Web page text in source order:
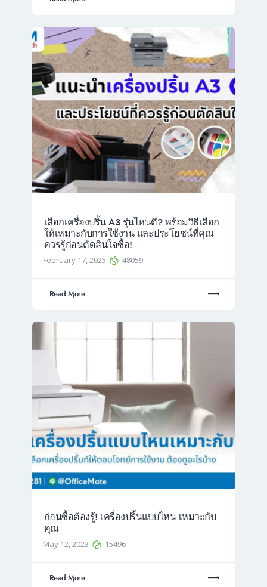
เลือกเครื่องปริ้น A3 รุ่นไหนดี? พร้อมวิธีเลือก
ให้เหมาะกับการใช้งาน และประโยชน์ที่คุณ
ควรรู้ก่อนตัดสินใจซื้อ!
February 17, 2025 48059
Read More
ก่อนซื้อต้องรู้! เครื่องปริ้นแบบไหน เหมาะกับ
คุณ
May 12, 2023 15496
Read More